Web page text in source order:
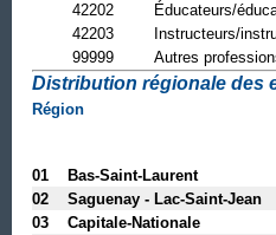
42202
Éducateurs/
42203
Instructeurs/
99999
Autres
Distribution régionale des
Région
01 Bas-Saint-Laurent
02 Saguenay - Lac-Saint-Jean
03 Capitale-Nationale